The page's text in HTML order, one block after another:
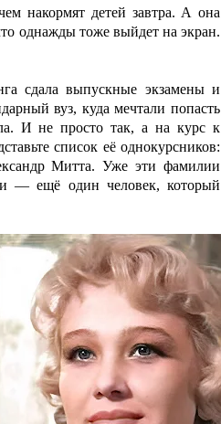
накормят детей завтра. А она
однажды тоже выйдет на экран.
сдала выпускные экзамены и
вуз, куда мечтали попасть
И не просто так, а на курс к
список её однокурсников:
Митта. Уже эти фамилии
— ещё один человек, который